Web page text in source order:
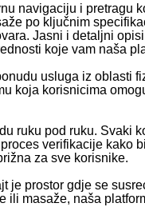
navigaciju i pretragu
po ključnim
Jasni i detaljni
koje vam naša
usluga iz oblasti
koja korisnicima
ruku pod ruku. Svaki
verifikacije kako
za sve korisnike.
je prostor gdje se
masaže, naša